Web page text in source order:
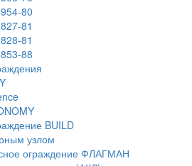
80
81
81
88
BUILD
узлом
ограждение ФЛАГМАН